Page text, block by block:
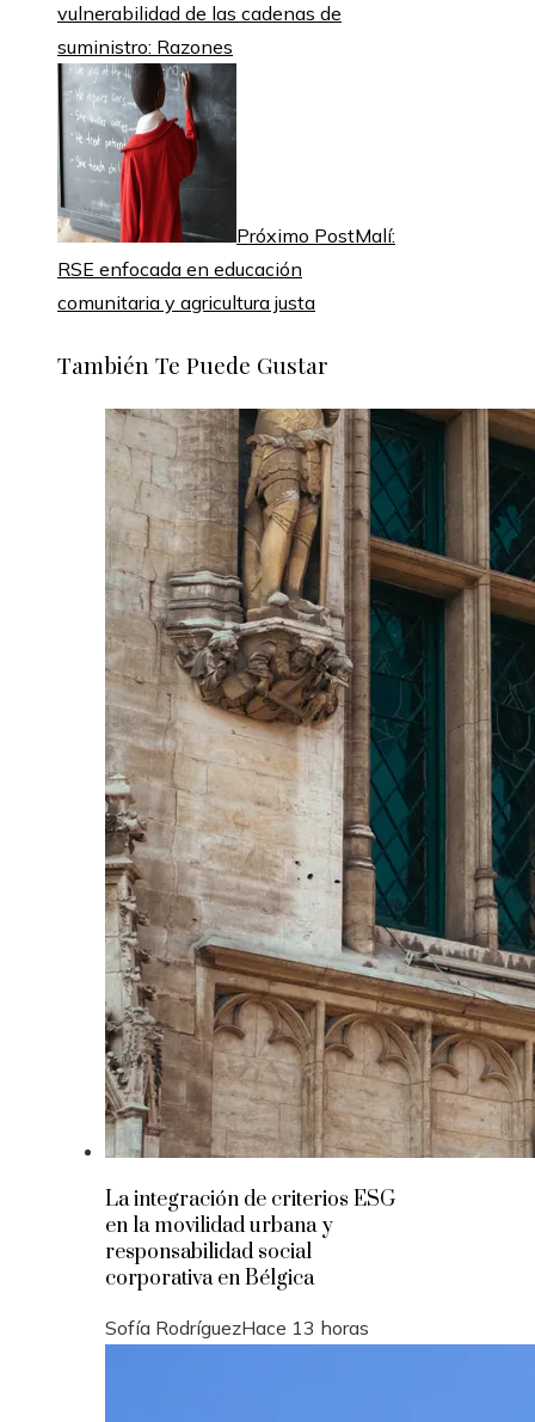
vulnerabilidad de las cadenas de
suministro: Razones
Próximo PostMalí:
RSE enfocada en educación
comunitaria y agricultura justa
También Te Puede Gustar
La integración de criterios ESG
en la movilidad urbana y
responsabilidad social
corporativa en Bélgica
Sofía RodríguezHace 13 horas